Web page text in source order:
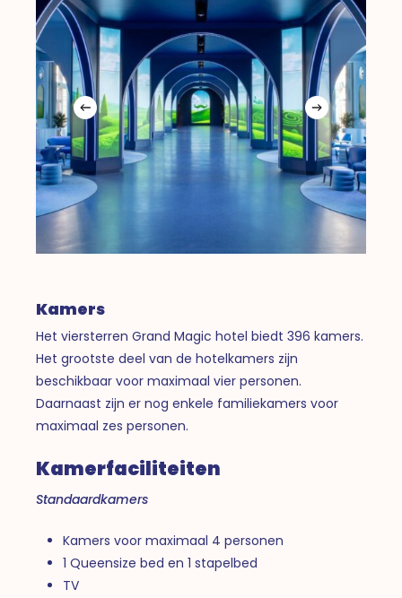
Kamers
Het viersterren Grand Magic hotel biedt 396 kamers.
Het grootste deel van de hotelkamers zijn
beschikbaar voor maximaal vier personen.
Daarnaast zijn er nog enkele familiekamers voor
maximaal zes personen.
Kamerfaciliteiten
Standaardkamers
Kamers voor maximaal 4 personen
1 Queensize bed en 1 stapelbed
TV